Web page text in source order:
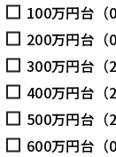
100万円台（0
200万円台（0
300万円台（2
400万円台（2
500万円台（2
600万円台（0